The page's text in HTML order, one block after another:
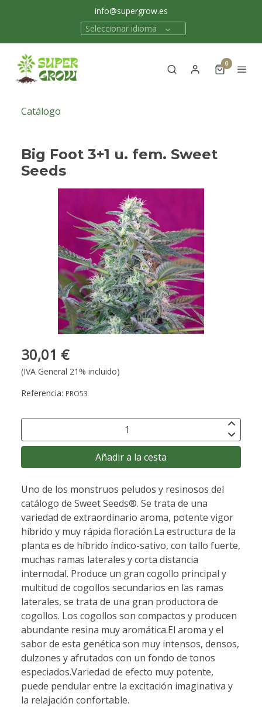
info@supergrow.es
Seleccionar idioma
0
Catálogo
Big Foot 3+1 u. fem. Sweet
Seeds
30,01 €
(IVA General 21% incluido)
Referencia: PRO53
Añadir a la cesta
Uno de los monstruos peludos y resinosos del
catálogo de Sweet Seeds®. Se trata de una
variedad de extraordinario aroma, potente vigor
híbrido y muy rápida floración.La estructura de la
planta es de híbrido índico-sativo, con tallo fuerte,
muchas ramas laterales y corta distancia
internodal. Produce un gran cogollo principal y
multitud de cogollos secundarios en las ramas
laterales, se trata de una gran productora de
cogollos. Los cogollos son compactos y producen
abundante resina muy aromática.El aroma y el
sabor de esta genética son muy intensos, densos,
dulzones y afrutados con un fondo de tonos
especiados.Variedad de efecto muy potente,
puede pendular entre la excitación imaginativa y
la relajación confortable.